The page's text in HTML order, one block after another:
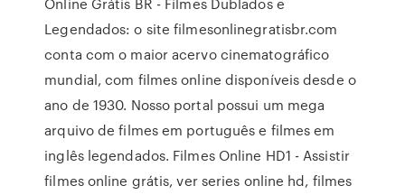
Legendados: o site filmesonlinegratisbr.com
conta com o maior acervo cinematográfico
mundial, com filmes online disponíveis desde o
ano de 1930. Nosso portal possui um mega
arquivo de filmes em português e filmes em
inglês legendados. Filmes Online HD1 - Assistir
filmes online grátis, ver series online hd, filmes